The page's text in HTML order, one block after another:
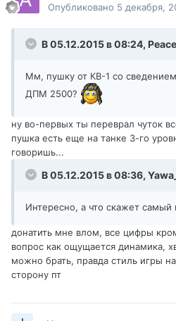
Опубликовано 5 декабря,
В 05.12.2015 в 08:24,
Мм, пушку от КВ-1 со
ДПМ 2500?
ну во-первых ты переврал чуток
пушка есть еще на танке 3-го
говоришь...
В 05.12.2015 в 08:36,
Интересно, а что скажет
донатить мне влом, все цифры
вопрос как ощущается динамика,
можно брать, правда стиль игры
сторону пт